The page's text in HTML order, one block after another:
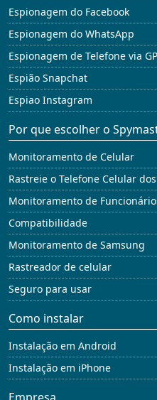
Espionagem do Facebook
Espionagem do WhatsApp
Espionagem de Telefone via
Espião Snapchat
Espiao Instagram
Por que escolher o
Monitoramento de Celular
Rastreie o Telefone Celular
Monitoramento de
Compatibilidade
Monitoramento de Samsung
Rastreador de celular
Seguro para usar
Como instalar
Instalação em Android
Instalação em iPhone